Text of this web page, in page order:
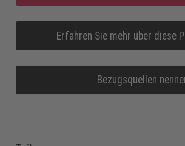
Erfahren Sie mehr über diese
Bezugsquellen